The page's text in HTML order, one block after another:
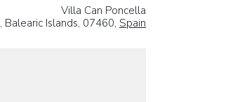
Villa Can Poncella
, Balearic Islands, 07460, Spain